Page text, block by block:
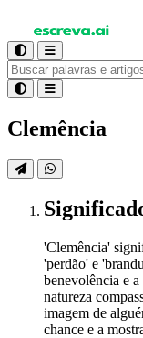
Clemência
'Clemência'
'perdão' e
benevolência e
natureza
imagem de
chance e a